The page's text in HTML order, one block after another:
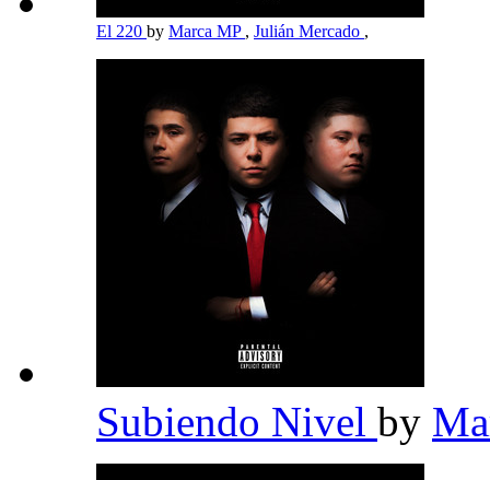
El 220 by Marca MP , Julián Mercado ,
Subiendo Nivel by